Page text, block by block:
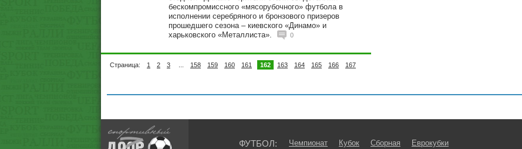
бескомпромиссного «мясорубочного» футбола в
исполнении серебряного и бронзового призеров
прошедшего сезона – киевского «Динамо» и
харьковского «Металлиста».
0
Страница: 1 2 3 158 159 160 161 162 163 164 165 166 167
ФУТБОЛ: Чемпионат Кубок Сборная Еврокубки